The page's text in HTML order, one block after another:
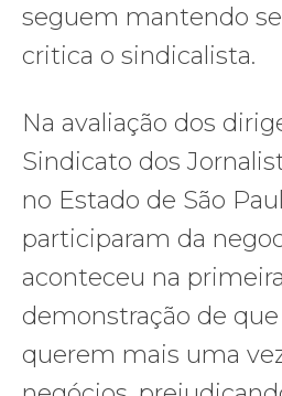
seguem mantendo
critica o sindicalista.
Na avaliação dos
Sindicato dos
no Estado de São
participaram da
aconteceu na
demonstração de
querem mais uma